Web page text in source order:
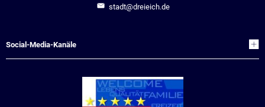
stadt@dreieich.de
Social-Media-Kanäle